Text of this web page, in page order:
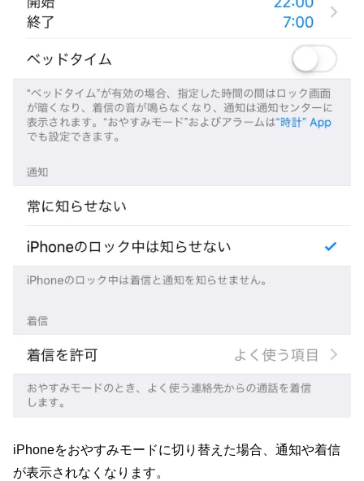
iPhoneをおやすみモードに切り替えた場合、通知や着信
が表示されなくなります。